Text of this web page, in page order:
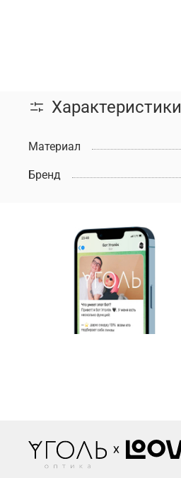
Характеристики
Материал
Бренд